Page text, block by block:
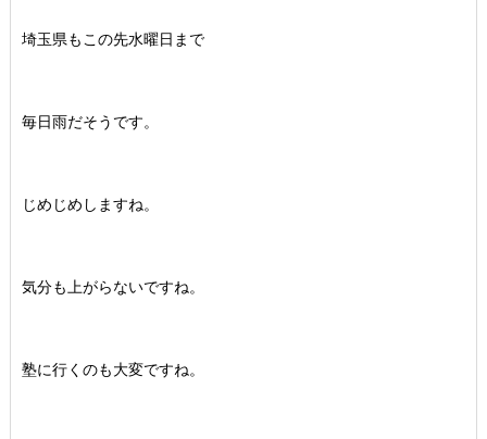
埼玉県もこの先水曜日まで
毎日雨だそうです。
じめじめしますね。
気分も上がらないですね。
塾に行くのも大変ですね。